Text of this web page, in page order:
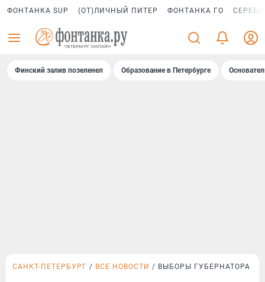
ФОНТАНКА SUP (ОТ)ЛИЧНЫЙ ПИТЕР ФОНТАНКА ГО
Финский залив позеленел Образование в Петербурге
САНКТ-ПЕТЕРБУРГ ВСЕ НОВОСТИ ВЫБОРЫ ГУБЕРНАТОРА